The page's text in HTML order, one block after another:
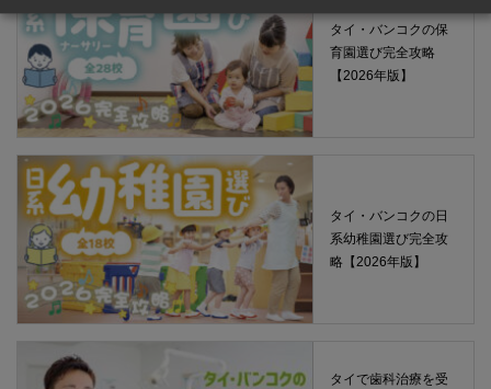
タイ・バンコクの保
育園選び完全攻略
【2026年版】
タイ・バンコクの日
系幼稚園選び完全攻
略【2026年版】
タイで歯科治療を受